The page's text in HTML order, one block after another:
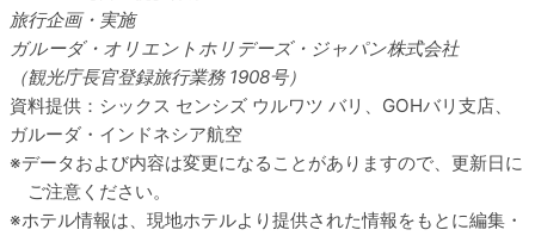
旅行企画・実施
ガルーダ・オリエントホリデーズ・ジャパン株式会社
（観光庁長官登録旅行業務 1908号）
資料提供：シックス センシズ ウルワツ バリ、GOHバリ支店、
ガルーダ・インドネシア航空
データおよび内容は変更になることがありますので、更新日に
ご注意ください。
ホテル情報は、現地ホテルより提供された情報をもとに編集・